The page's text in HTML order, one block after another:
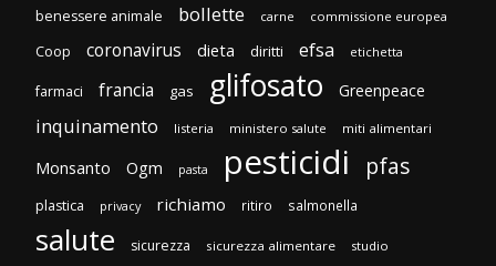
benessere animale bollette carne commissione europea
Coop coronavirus dieta diritti efsa etichetta
farmaci francia gas glifosato Greenpeace
inquinamento listeria ministero salute miti alimentari
Monsanto Ogm pasta pesticidi pfas
plastica privacy richiamo ritiro salmonella
salute sicurezza sicurezza alimentare studio